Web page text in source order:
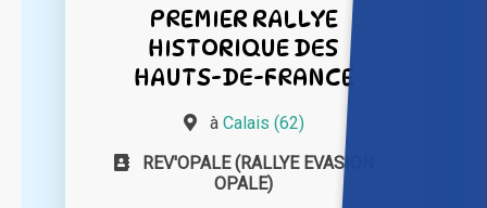
PREMIER RALLYE
HISTORIQUE DES
HAUTS-DE-FRANCE
à Calais (62)
REV'OPALE (RALLYE EVASION
OPALE)